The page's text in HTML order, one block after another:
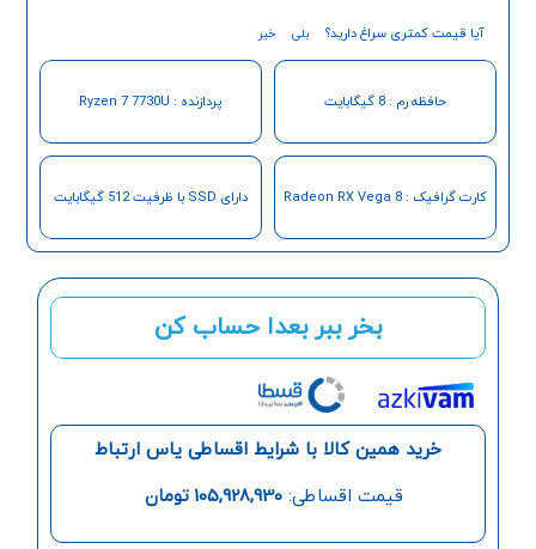
بخر ببر بعدا حساب کن
خرید همین کالا با شرایط اقساطی یاس ارتباط
قیمت اقساطی: 105,928,930 تومان
آیا قیمت کمتری سراغ دارید؟ بلی خیر
حافظه رم : 8 گیگابایت پردازنده : Ryzen 7 7730U
کارت گرافیک : Radeon RX Vega 8 دارای SSD با ظرفیت 512 گیگابایت